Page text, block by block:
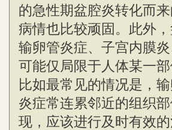
的急性期盆腔炎转化而
病情也比较顽固。此外
输卵管炎症、子宫内膜
可能仅局限于人体某一
比如最常见的情况是，
炎症常连累邻近的组织
现，应该进行及时有效